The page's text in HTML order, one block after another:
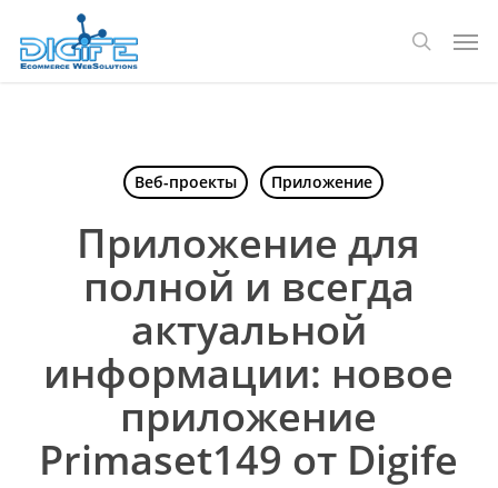
основному
поиск
Веб-проекты Приложение
Приложение для
полной и всегда
актуальной
информации: новое
приложение
Primaset149 от Digife